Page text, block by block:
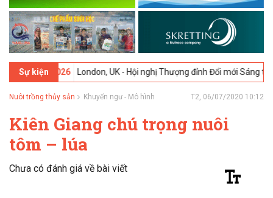
Sự kiện
2026 London, UK - Hội nghị Thượng đỉnh Đổi mới Sáng tạo trong
Nuôi trồng thủy sản Khuyến ngư - Mô hình T2, 06/07/2020 10:12
Kiên Giang chú trọng nuôi
tôm – lúa
Chưa có đánh giá về bài viết